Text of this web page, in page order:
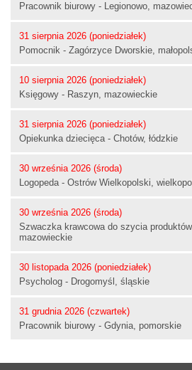
Pracownik biurowy - Legionowo,
31 sierpnia 2026 (poniedziałek)
Pomocnik - Zagórzyce Dworskie,
10 sierpnia 2026 (poniedziałek)
Księgowy - Raszyn, mazowieckie
31 sierpnia 2026 (poniedziałek)
Opiekunka dziecięca - Chotów, łódzkie
30 września 2026 (środa)
Logopeda - Ostrów Wielkopolski,
30 września 2026 (środa)
Szwaczka krawcowa do szycia
mazowieckie
30 listopada 2026 (poniedziałek)
Psycholog - Drogomyśl, śląskie
31 grudnia 2026 (czwartek)
Pracownik biurowy - Gdynia, pomorskie